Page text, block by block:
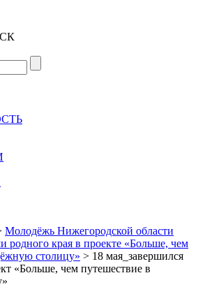
Молодёжь Нижегородской области
родного края в проекте «Больше, чем
столицу» > 18 мая_завершился
«Больше, чем путешествие в